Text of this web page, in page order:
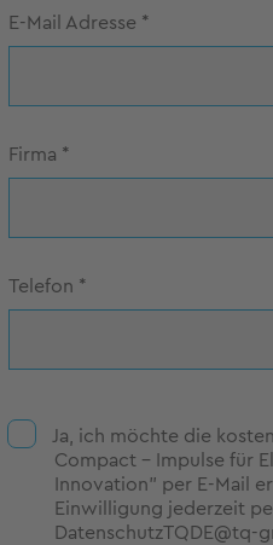
E-Mail Adresse *
Firma *
Telefon *
Ja, ich möchte die
Compact - Impulse für
Innovation" per E-Mail
Einwilligung jederzeit
DatenschutzTQDE@tq-